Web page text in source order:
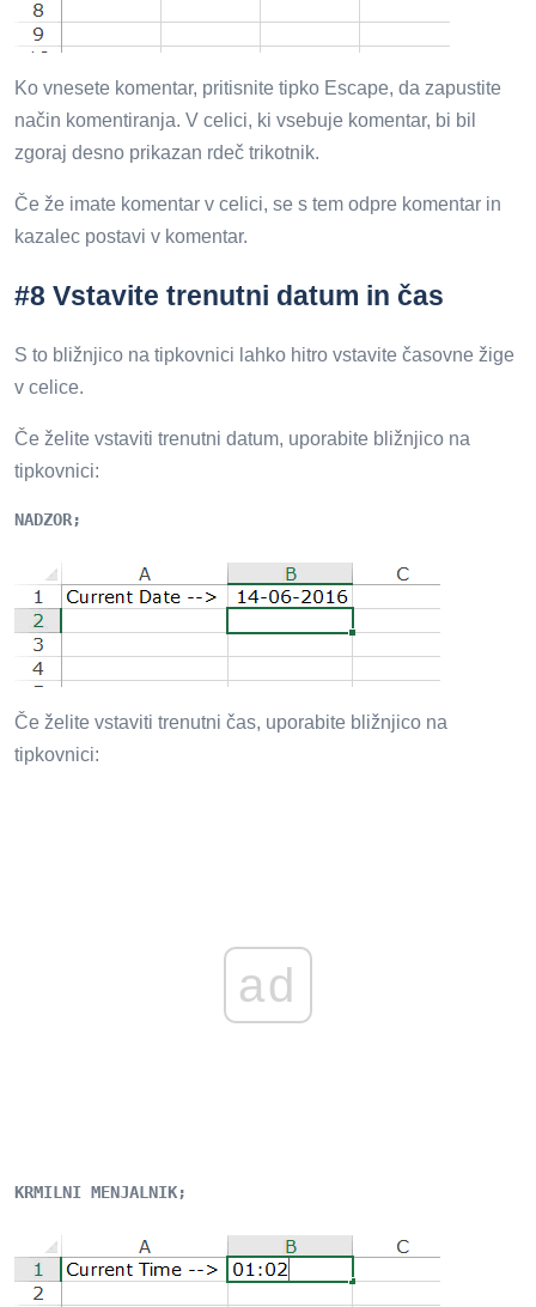
Ko vnesete komentar, pritisnite tipko Escape, da zapustite
način komentiranja. V celici, ki vsebuje komentar, bi bil
zgoraj desno prikazan rdeč trikotnik.
Če že imate komentar v celici, se s tem odpre komentar in
kazalec postavi v komentar.
#8 Vstavite trenutni datum in čas
S to bližnjico na tipkovnici lahko hitro vstavite časovne žige
v celice.
Če želite vstaviti trenutni datum, uporabite bližnjico na
tipkovnici:
NADZOR;
Če želite vstaviti trenutni čas, uporabite bližnjico na
tipkovnici:
ad
KRMILNI MENJALNIK;